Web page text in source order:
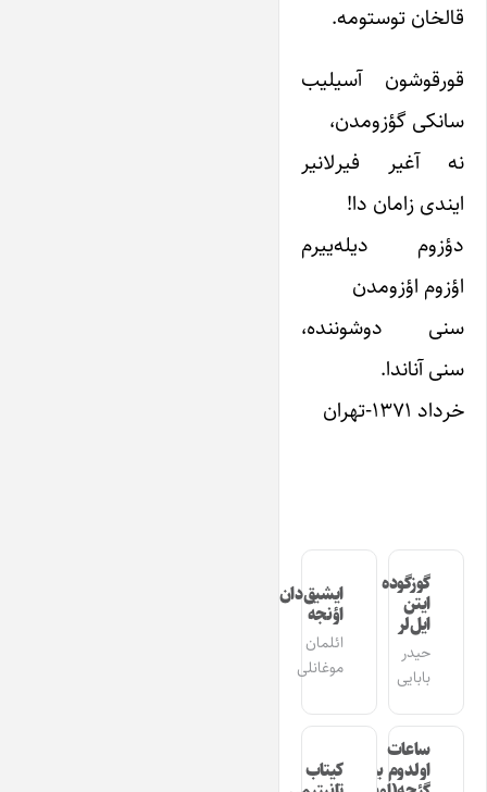
قالخان توستومه.
قورقوشون آسیلیب
سانکی گؤزومدن،
نه آغیر فیرلانیر
ایندی زامان دا!
دؤزوم دیله‌ییرم
اؤزوم اؤزومدن
سنی دوشوننده،
سنی آناندا.
خرداد ۱۳۷۱-تهران
گوزگوده
ایتن
ایل‌لر
حیدر
بابایی
ایشیق‌دان
اؤنجه
ائلمان
موغانلی
ساعات
اولدوم بیر کیتاب